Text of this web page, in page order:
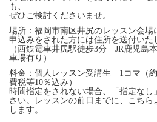
も、
ぜひご検討くださいませ。
場所：福岡市南区井尻のレッスン会場
申込みをされた方には住所を送付いた
（西鉄電車井尻駅徒歩3分 JR鹿児島
車場有り）
料金：個人レッスン受講生 1コマ（約
費税等10％込み）
時間指定をされない場合、「指定な
さい。レッスンの前日までに、こちら
します。